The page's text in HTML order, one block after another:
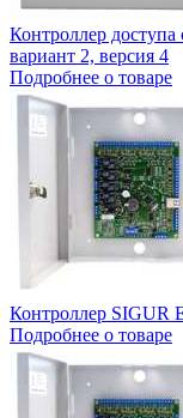
Контроллер
вариант 2, версия 4
Подробнее о товаре
Контроллер SIGUR
Подробнее о товаре